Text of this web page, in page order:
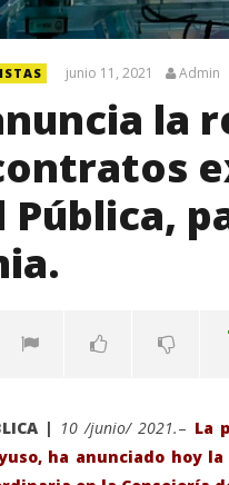
junio 11, 2021 Admin
la
Pública,
| 10 /junio/ 2021.– La
ha anunciado hoy